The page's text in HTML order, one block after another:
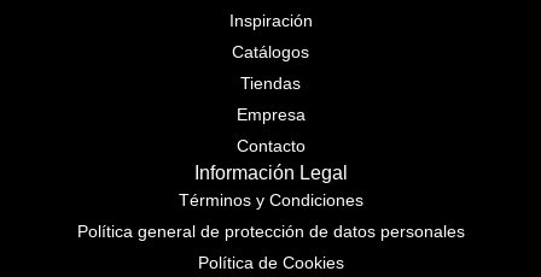
Inspiración
Catálogos
Tiendas
Empresa
Contacto
Información Legal
Términos y Condiciones
Política general de protección de datos personales
Política de Cookies